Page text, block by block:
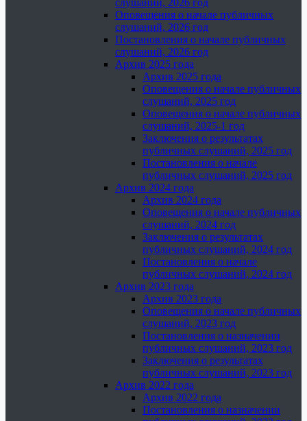
слушаний, 2026 год
Оповещения о начале публичных
слушаний, 2026 год
Постановления о начале публичных
слушаний, 2026 год
Архив 2025 года
Архив 2025 года
Оповещения о начале публичных
слушаний, 2025 год
Оповещения о начале публичных
слушаний, 2025-1 год
Заключения о результатах
публичных слушаний, 2025 год
Постановления о начале
публичных слушаний, 2025 год
Архив 2024 года
Архив 2024 года
Оповещения о начале публичных
слушаний, 2024 год
Заключения о результатах
публичных слушаний, 2024 год
Постановления о начале
публичных слушаний, 2024 год
Архив 2023 года
Архив 2023 года
Оповещения о начале публичных
слушаний, 2023 год
Постановления о назначении
публичных слушаний, 2023 год
Заключения о результатах
публичных слушаний, 2023 год
Архив 2022 года
Архив 2022 года
Постановления о назначении